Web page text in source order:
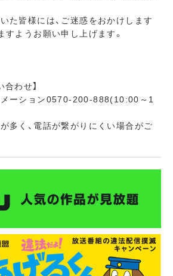
た皆様には、ご迷惑をおかけします
すようお願い申し上げます。
わせ】
メーション0570-200-888(10:00～1
多く、電話が繋がりにくい場合がご